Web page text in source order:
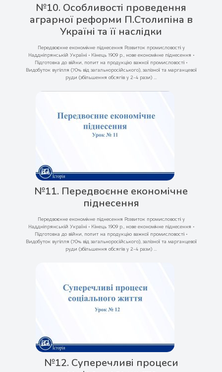
№10. Особливості проведення
аграрної реформи П.Столипіна в
Україні та її наслідки
Передвоєнне економічне піднесення Розвиток промисловості у
Наддніпрянській Україні • Кінець 1909 р., нове економічне піднесення •
Підготовка до війни, попит на продукцію важкої промисловості •
Видобуток вугілля (70% від загальноросійського), залізної та марганцевої
руди (збільшення обсягів у 2-4 рази) ...
№11. Передвоєнне економічне
піднесення
Передвоєнне економічне піднесення Розвиток промисловості у
Наддніпрянській Україні • Кінець 1909 р., нове економічне піднесення •
Підготовка до війни, попит на продукцію важкої промисловості •
Видобуток вугілля (70% від загальноросійського), залізної та марганцевої
руди (збільшення обсягів у 2-4 рази) ...
№12. Суперечливі процеси